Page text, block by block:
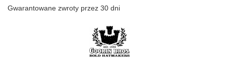
Gwarantowane zwroty przez 30 dni